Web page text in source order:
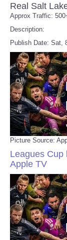
Real Salt
Approx Traffic:
Description:
Publish Date: Sat,
Picture Source:
Leagues Cup
Apple TV